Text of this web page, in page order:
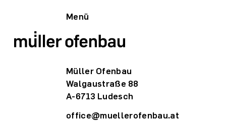
Menü
Müller Ofenbau
Walgaustraße 88
A-6713 Ludesch
office@muellerofenbau.at